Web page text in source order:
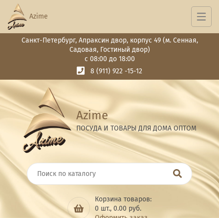
Санкт-Петербург, Апраксин двор, корпус 49 (м. Сенная,
Садовая, Гостиный двор)
с 08:00 до 18:00
8 (911) 922 -15-12
Azime
ПОСУДА И ТОВАРЫ ДЛЯ ДОМА ОПТОМ
Корзина товаров:
0 шт., 0.00 руб.
Azime